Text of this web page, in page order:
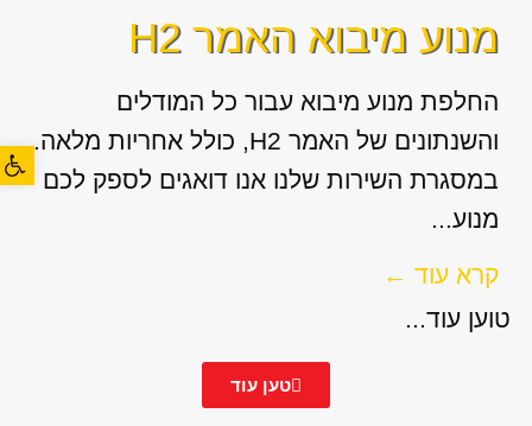
פתח
מנוע מיבוא האמר H2
החלפת מנוע מיבוא עבור כל המודלים
והשנתונים של האמר H2, כולל אחריות מלאה.
במסגרת השירות שלנו אנו דואגים לספק לכם
מנוע...
קרא עוד ←
טוען עוד...
טען עוד